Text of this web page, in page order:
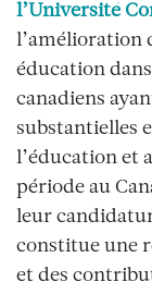
l’Université
l’amélioration
éducation
canadiens
substantielles
l’éducation et
période au
leur
constitue une
et des